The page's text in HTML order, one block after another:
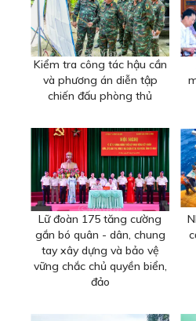
Kiểm tra công tác hậu cần
và phương án diễn tập
chiến đấu phòng thủ
Lữ đoàn 175 tăng cường
gắn bó quân - dân, chung
tay xây dựng và bảo vệ
vững chắc chủ quyền biển,
đảo